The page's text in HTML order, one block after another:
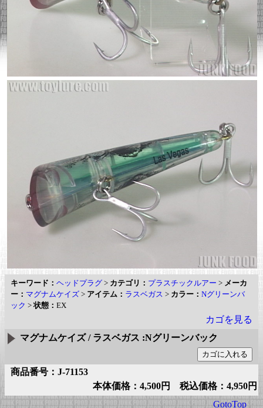
キーワード： ヘッドプラグ > カテゴリ： プラスチックルアー > メーカ
ー： マグナムケイズ > アイテム： ラスベガス > カラー： Nグリーンバ
ック >状態： EX
カゴを見る
マグナムケイズ / ラスベガス :Nグリーンバック
商品番号：J-71153
本体価格：4,500円 税込価格：4,950円
GotoTop